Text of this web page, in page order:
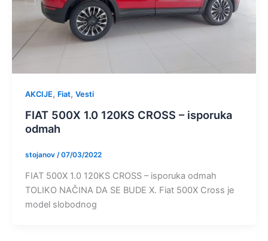
AKCIJE, Fiat, Vesti
FIAT 500X 1.0 120KS CROSS – isporuka
odmah
stojanov /07/03/2022
FIAT 500X 1.0 120KS CROSS – isporuka odmah
TOLIKO NAČINA DA SE BUDE X. Fiat 500X Cross je
model slobodnog